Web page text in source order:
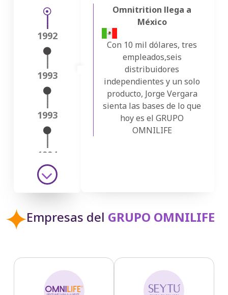
1992
1993
1993
1994
1994
1995
‹
Omnitrition llega a
México
Con 10 mil dólares, tres
empleados,seis
distribuidores
independientes y un solo
producto, Jorge Vergara
sienta las bases de lo que
hoy es el GRUPO
OMNILIFE
Empresas del GRUPO OMNILIFE